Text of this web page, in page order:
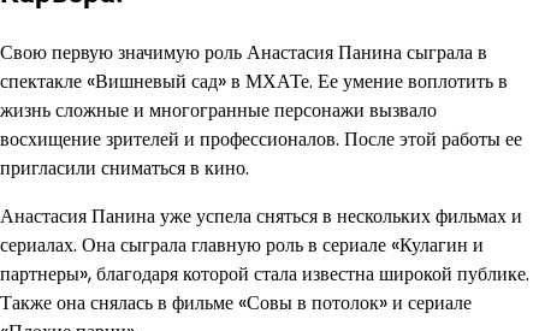
Свою первую значимую роль Анастасия Панина сыграла в
спектакле «Вишневый сад» в МХАТе. Ее умение воплотить в
жизнь сложные и многогранные персонажи вызвало
восхищение зрителей и профессионалов. После этой работы ее
пригласили сниматься в кино.
Анастасия Панина уже успела сняться в нескольких фильмах и
сериалах. Она сыграла главную роль в сериале «Кулагин и
партнеры», благодаря которой стала известна широкой публике.
Также она снялась в фильме «Совы в потолок» и сериале